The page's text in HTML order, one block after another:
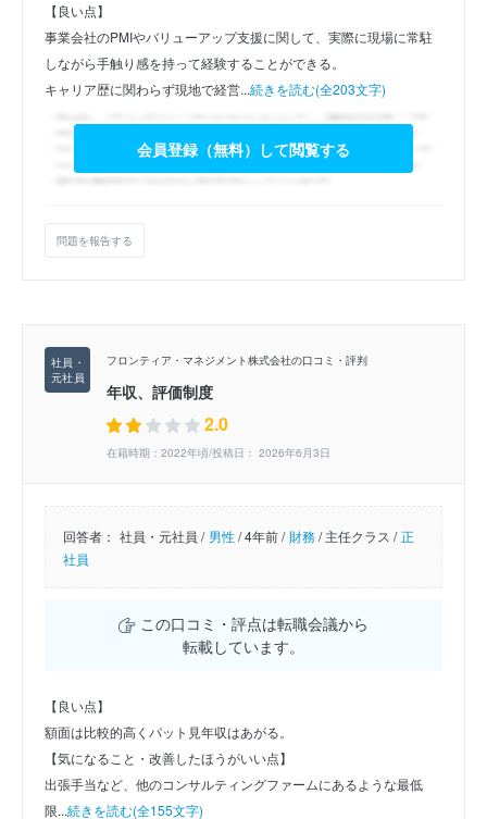
【良い点】
事業会社のPMIやバリューアップ支援に関して、実際に現場に常駐
しながら手触り感を持って経験することができる。
キャリア歴に関わらず現地で経営...続きを読む(全203文字)
会員登録（無料）して閲覧する
問題を報告する
フロンティア・マネジメント株式会社の口コミ・評判
年収、評価制度
2.0
在籍時期：2022年頃/投稿日： 2026年6月3日
回答者： 社員・元社員 / 男性/4年前 / 財務/主任クラス / 正
社員
この口コミ・評点は転職会議から
転載しています。
【良い点】
額面は比較的高くパット見年収はあがる。
【気になること・改善したほうがいい点】
出張手当など、他のコンサルティングファームにあるような最低
限...続きを読む(全155文字)